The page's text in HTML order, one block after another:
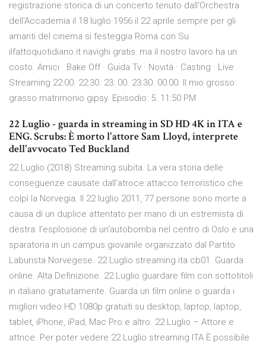
registrazione storica di un concerto tenuto dall'Orchestra
dell'Accademia il 18 luglio 1956 il 22 aprile sempre per gli
amanti del cinema si festeggia Roma con Su
ilfattoquotidiano.it navighi gratis: ma il nostro lavoro ha un
costo. Amici · Bake Off · Guida Tv · Novità · Casting · Live
Streaming 22:00. 22:30. 23: 00. 23:30. 00:00. Il mio grosso
grasso matrimonio gipsy. Episodio: 5. 11:50 PM
22 Luglio - guarda in streaming in SD HD 4K in ITA e
ENG. Scrubs: È morto l'attore Sam Lloyd, interprete
dell'avvocato Ted Buckland
22 Luglio (2018) Streaming subita. La vera storia delle
conseguenze causate dall'atroce attacco terroristico che
colpì la Norvegia. Il 22 luglio 2011, 77 persone sono morte a
causa di un duplice attentato per mano di un estremista di
destra: l'esplosione di un'autobomba nel centro di Oslo e una
sparatoria in un campus giovanile organizzato dal Partito
Laburista Norvegese. 22 Luglio streaming ita cb01. Guarda
online. Alta Definizione. 22 Luglio guardare film con sottotitoli
in italiano gratuitamente. Guarda un film online o guarda i
migliori video HD 1080p gratuiti su desktop, laptop, laptop,
tablet, iPhone, iPad, Mac Pro e altro. 22 Luglio – Attore e
attrice. Per poter vedere 22 Luglio streaming ITA È possibile